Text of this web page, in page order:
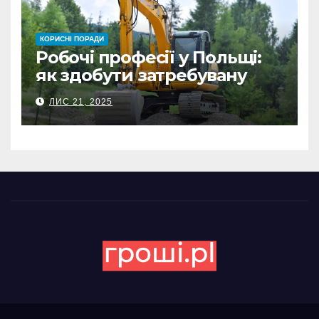
КОРИСНІ ПОРАДИ
Робочі професії у Польщі:
як здобути затребувану
спеціальність та заробляти
гідні гроші
ЛИС 21, 2025